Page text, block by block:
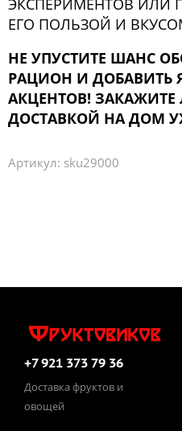
ЭКСПЕРИМЕНТОВ ИЛИ
ЕГО ПОЛЬЗОЙ И
НЕ УПУСТИТЕ ШАНС
РАЦИОН И ДОБАВИТЬ
АКЦЕНТОВ! ЗАКАЖИТЕ
ДОСТАВКОЙ НА ДОМ
Артикул: sku29000
+7 921 373 79 36
Доставка фруктов и
овощей